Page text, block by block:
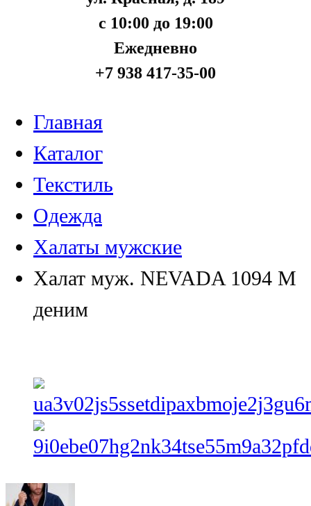
с 10:00 до 19:00
Ежедневно
+7 938 417-35-00
Главная
Каталог
Текстиль
Одежда
Халаты мужские
Халат муж. NEVADA 1094 М
деним